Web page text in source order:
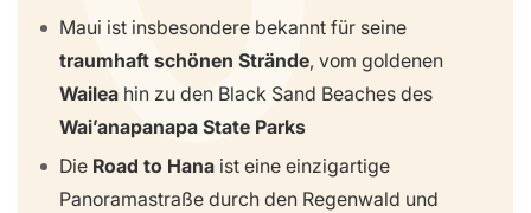
Maui ist insbesondere bekannt für seine
traumhaft schönen Strände, vom goldenen
Wailea hin zu den Black Sand Beaches des
Wai’anapanapa State Parks
Die Road to Hana ist eine einzigartige
Panoramastraße durch den Regenwald und